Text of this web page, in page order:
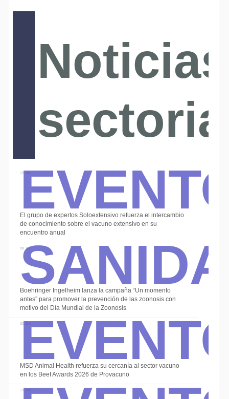
Noticias
15 Jul
El grupo de expertos Soloextensivo refuerza el intercambio
de conocimiento sobre el vacuno extensivo en su
encuentro anual
08 Jul
Boehringer Ingelheim lanza la campaña “Un momento
antes” para promover la prevención de las zoonosis con
motivo del Día Mundial de la Zoonosis
30 Jun
MSD Animal Health refuerza su cercanía al sector vacuno
en los Beef Awards 2026 de Provacuno
19 Jun